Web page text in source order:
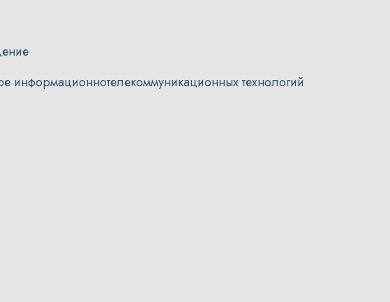
информационнотелекоммуникационных технологий